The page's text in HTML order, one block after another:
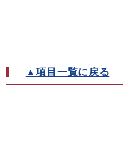
▲項目一覧に戻る